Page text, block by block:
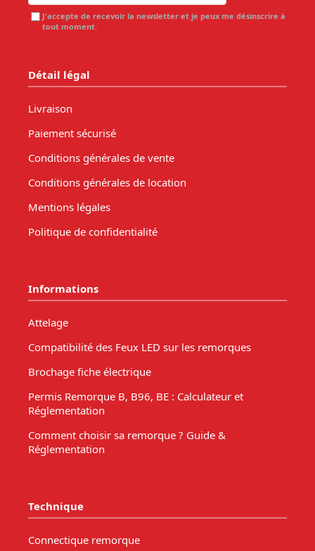
J'accepte de recevoir la newsletter et je peux me désinscrire à
tout moment.
Détail légal
Livraison
Paiement sécurisé
Conditions générales de vente
Conditions générales de location
Mentions légales
Politique de confidentialité
Informations
Attelage
Compatibilité des Feux LED sur les remorques
Brochage fiche électrique
Permis Remorque B, B96, BE : Calculateur et
Réglementation
Comment choisir sa remorque ? Guide &
Réglementation
Technique
Connectique remorque